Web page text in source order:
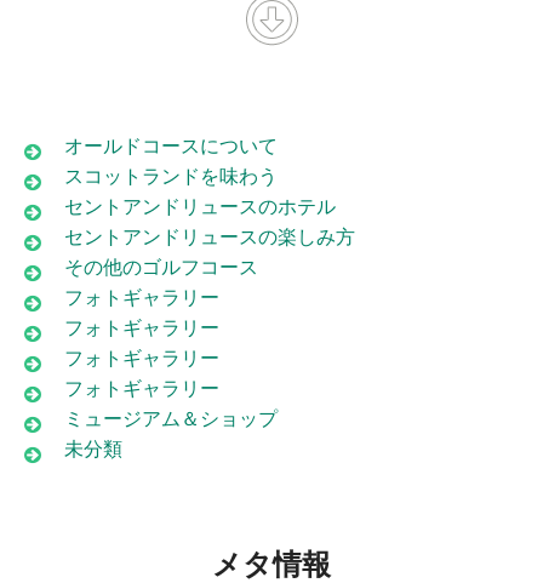
オールドコースについて
スコットランドを味わう
セントアンドリュースのホテル
セントアンドリュースの楽しみ方
その他のゴルフコース
フォトギャラリー
フォトギャラリー
フォトギャラリー
フォトギャラリー
ミュージアム＆ショップ
未分類
メタ情報